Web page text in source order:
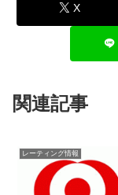
X
関連記事
レーティング情報